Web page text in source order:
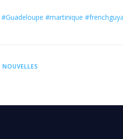
#Guadeloupe #martinique
NOUVELLES